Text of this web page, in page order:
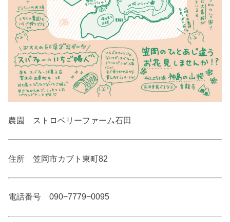
農園 ストロベリーファーム石田
住所 笠岡市カブト東町82
電話番号 090−7779−0095